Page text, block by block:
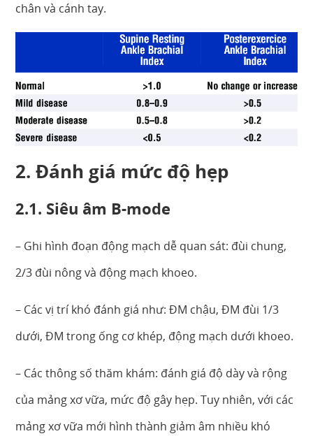
chân và cánh tay.
2. Đánh giá mức độ hẹp
2.1. Siêu âm B-mode
– Ghi hình đoạn động mạch dễ quan sát: đùi chung,
2/3 đùi nông và động mạch khoeo.
– Các vị trí khó đánh giá như: ĐM chậu, ĐM đùi 1/3
dưới, ĐM trong ống cơ khép, động mạch dưới khoeo.
– Các thông số thăm khám: đánh giá độ dày và rộng
của mảng xơ vữa, mức độ gây hẹp. Tuy nhiên, với các
mảng xơ vữa mới hình thành giảm âm nhiều khó